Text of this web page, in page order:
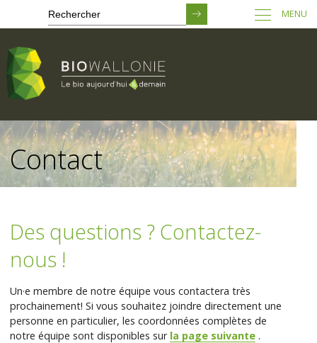
Passer
au
contenu
principal
MENU
Contact
Des questions ? Contactez-
nous !
Un·e membre de notre équipe vous contactera très
prochainement! Si vous souhaitez joindre directement une
personne en particulier, les coordonnées complètes de
notre équipe sont disponibles sur la page suivante .